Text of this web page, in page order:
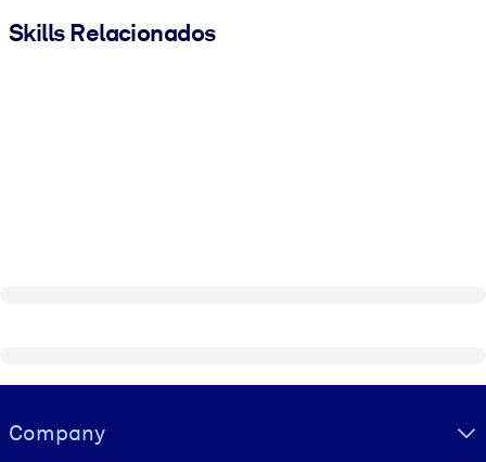
Skills Relacionados
Visually hidden Text
Company